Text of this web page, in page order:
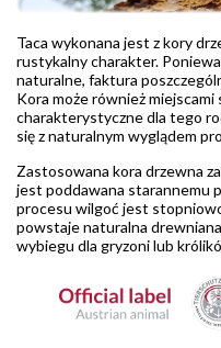
Taca wykonana jest z kory
rustykalny charakter.
naturalne, faktura
Kora może również
charakterystyczne dla tego
się z naturalnym wyglądem
Zastosowana kora drzewna
jest poddawana starannemu
procesu wilgoć jest
powstaje naturalna
wybiegu dla gryzoni lub